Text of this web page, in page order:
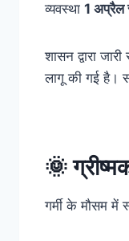
व्यवस्था 1 अप्रैल
शासन द्वारा
लागू की गई है।
🌞
गर्मी के मौसम